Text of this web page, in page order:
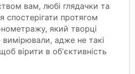
вам, любі глядачки та
спостерігати протягом
який творці
вимірювали, адже не такі
вірити в обʼєктивність